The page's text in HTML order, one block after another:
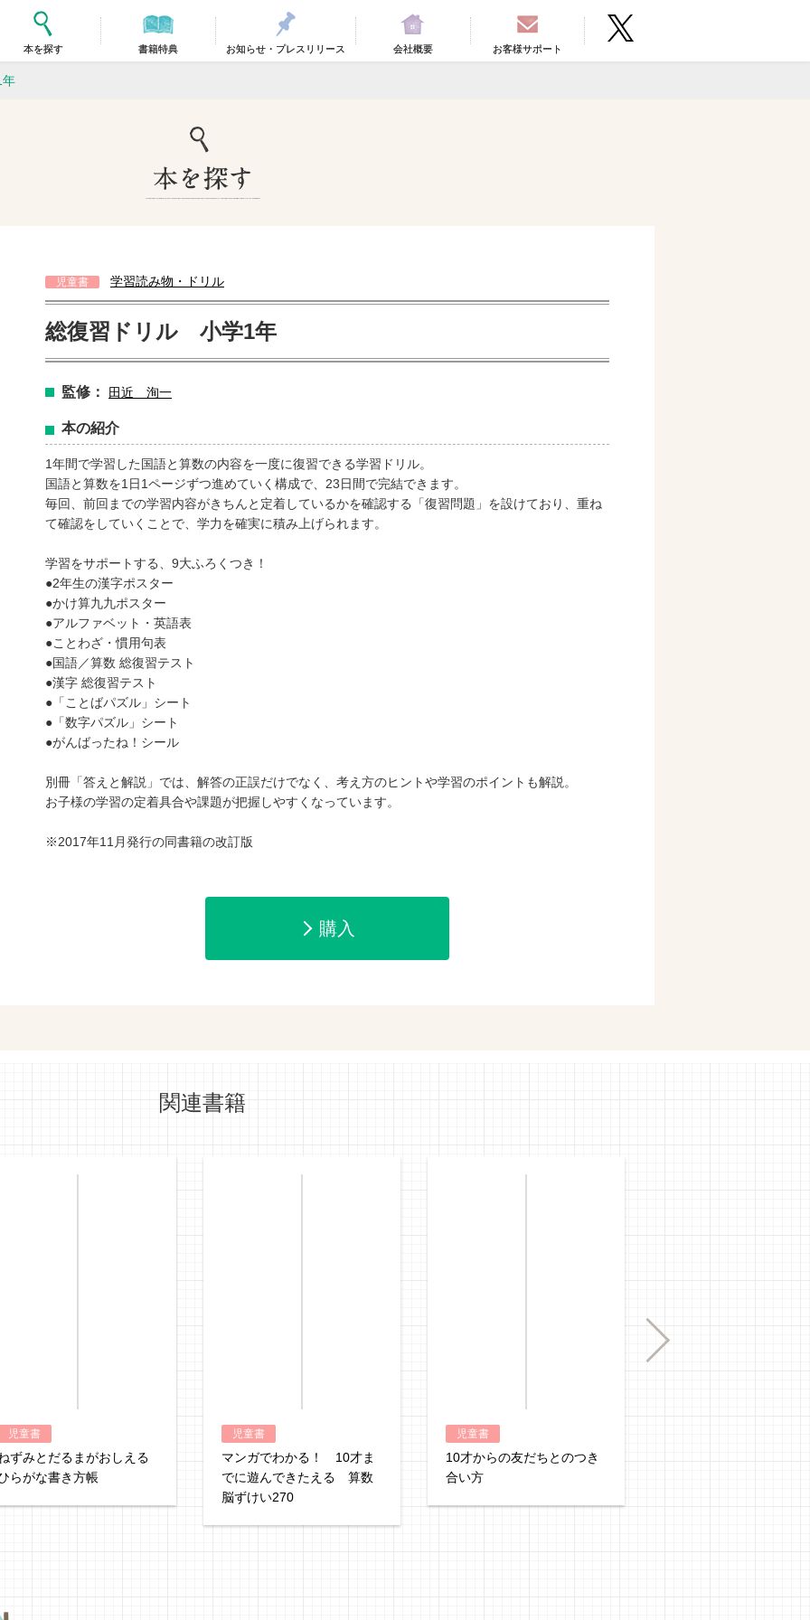
本を探す 書籍特典 お知らせ・プレスリリース 会社概要 お客様サポート
児童書 学習読み物・ドリル
総復習ドリル 小学1年
監修： 田近 洵一
本の紹介
1年間で学習した国語と算数の内容を一度に復習できる学習ドリル。
国語と算数を1日1ページずつ進めていく構成で、23日間で完結できます。
毎回、前回までの学習内容がきちんと定着しているかを確認する「復習問題」を設けており、重ね
て確認をしていくことで、学力を確実に積み上げられます。
学習をサポートする、9大ふろくつき！
●2年生の漢字ポスター
●かけ算九九ポスター
●アルファベット・英語表
●ことわざ・慣用句表
●国語／算数 総復習テスト
●漢字 総復習テスト
●「ことばパズル」シート
●「数字パズル」シート
●がんばったね！シール
別冊「答えと解説」では、解答の正誤だけでなく、考え方のヒントや学習のポイントも解説。
お子様の学習の定着具合や課題が把握しやすくなっています。
※2017年11月発行の同書籍の改訂版
購入
関連書籍
児童書
ずみとだるまがおしえる
らがな書き方帳
児童書
マンガでわかる！ 10才ま
でに遊んできたえる 算数
脳ずけい270
児童書
10才からの友だちとのつき
合い方
Next